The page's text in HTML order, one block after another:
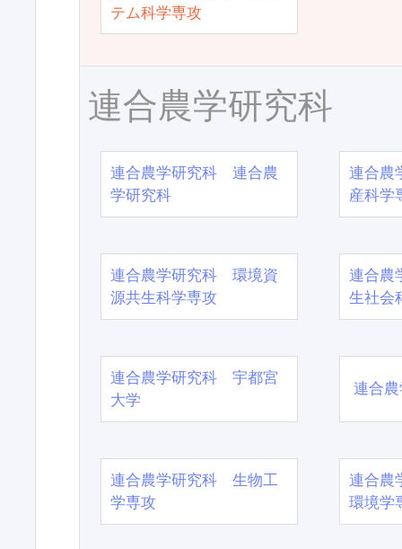
テム科学専攻
連合農学研究科
連合農学研究科 連合農
学研究科
連合農
産科学
連合農学研究科 環境資
源共生科学専攻
連合農
生社会
連合農学研究科 宇都宮
大学
連合
連合農学研究科 生物工
学専攻
連合農
環境学